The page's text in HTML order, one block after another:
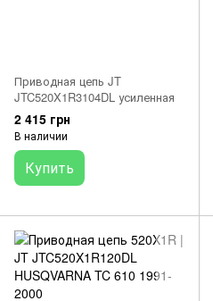
Приводная цепь JT
JTC520X1R3104DL усиленная
2 415 грн
В наличии
Купить